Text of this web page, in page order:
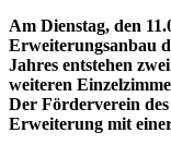
Am Dienstag, den
Erweiterungsanbau
Jahres entstehen
weiteren
Der Förderverein
Erweiterung mit